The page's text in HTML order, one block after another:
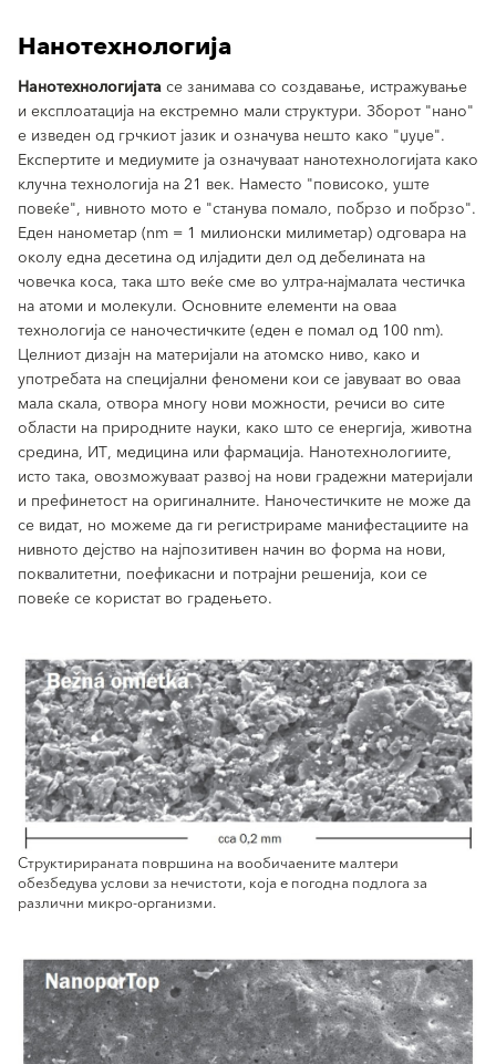
Нанотехнологија
Нанотехнологијатасе занимава со создавање, истражување
и експлоатација на екстремно мали структури. Зборот "нано"
е изведен од грчкиот јазик и означува нешто како "џуџе".
Експертите и медиумите ја означуваат нанотехнологијата како
клучна технологија на 21 век. Наместо "повисоко, уште
повеќе", нивното мото е "станува помало, побрзо и побрзо".
Еден нанометар (nm = 1 милионски милиметар) одговара на
околу една десетина од илјадити дел од дебелината на
човечка коса, така што веќе сме во ултра-најмалата честичка
на атоми и молекули. Основните елементи на оваа
технологија се наночестичките (еден е помал од 100 nm).
Целниот дизајн на материјали на атомско ниво, како и
употребата на специјални феномени кои се јавуваат во оваа
мала скала, отвора многу нови можности, речиси во сите
области на природните науки, како што се енергија, животна
средина, ИТ, медицина или фармација. Нанотехнологиите,
исто така, овозможуваат развој на нови градежни материјали
и префинетост на оригиналните. Наночестичките не може да
се видат, но можеме да ги регистрираме манифестациите на
нивното дејство на најпозитивен начин во форма на нови,
поквалитетни, поефикасни и потрајни решенија, кои се
повеќе се користат во градењето.
Структирираната површина на вообичаените малтери
обезбедува услови за нечистоти, која е погодна подлога за
различни микро-организми.